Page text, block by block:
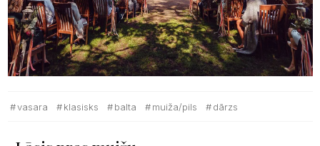
vasara klasisks balta muiža/pils dārzs